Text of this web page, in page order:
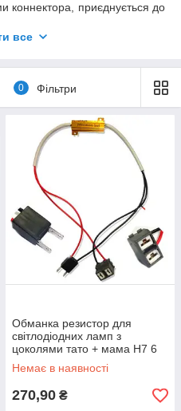
коннектора, приєднується до
виходить стабільна система,
все
0 Фільтри
Обманка резистор для
світлодіодних ламп з
цоколями тато + мама H7 6
Om 50 W
Немає в наявності
270,90 ₴